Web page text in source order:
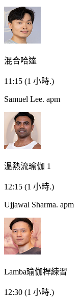
混合哈達
11:15 (1 小時.)
Samuel Lee. apm
溫熱流瑜伽 1
12:15 (1 小時.)
Ujjawal Sharma. apm
Lamba瑜伽桿練習
12:30 (1 小時.)